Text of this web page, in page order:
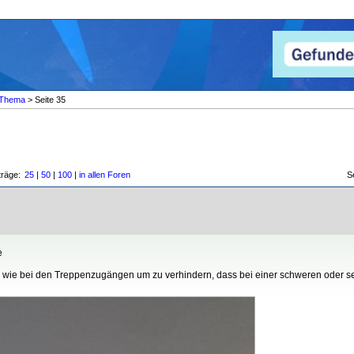
> Seite 35
25 | 50 | 100 | in allen Foren
bei den Treppenzugängen um zu verhindern, dass bei einer schweren oder